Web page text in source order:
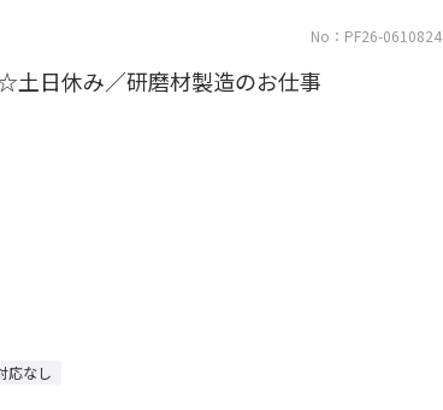
No：PF26-0610824
日休み／研磨材製造のお仕事
応なし